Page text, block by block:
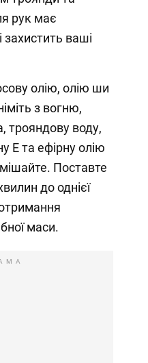
рук має
ваші
олію, олію ши
з вогню,
трояндову воду,
Е та ефірну олію
Поставте
до однієї
маси.